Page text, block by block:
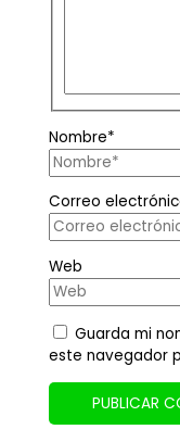
Nombre*
Correo
Web
Guarda mi
este navegador